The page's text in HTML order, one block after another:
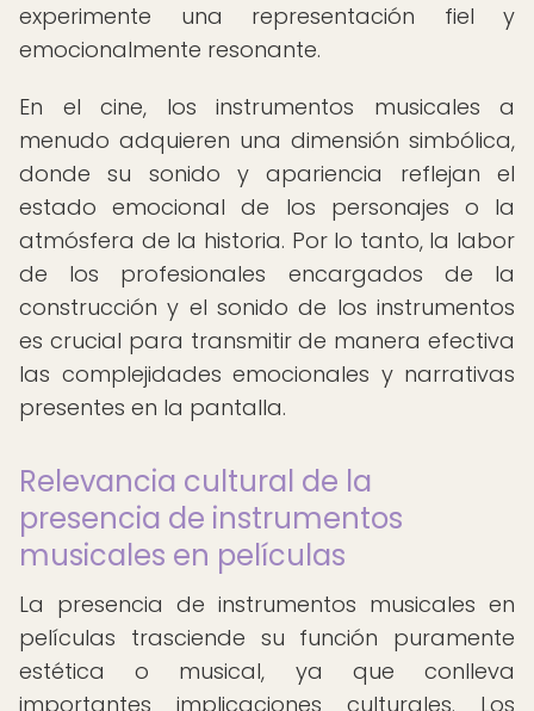
experimente una representación fiel y
emocionalmente resonante.
En el cine, los instrumentos musicales a
menudo adquieren una dimensión simbólica,
donde su sonido y apariencia reflejan el
estado emocional de los personajes o la
atmósfera de la historia. Por lo tanto, la labor
de los profesionales encargados de la
construcción y el sonido de los instrumentos
es crucial para transmitir de manera efectiva
las complejidades emocionales y narrativas
presentes en la pantalla.
Relevancia cultural de la
presencia de instrumentos
musicales en películas
La presencia de instrumentos musicales en
películas trasciende su función puramente
estética o musical, ya que conlleva
importantes implicaciones culturales. Los